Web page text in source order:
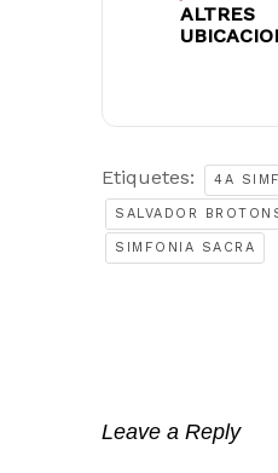
ALTRES
Etiquetes: 4A
SALVADOR
SIMFONIA SACRA
Leave a Reply